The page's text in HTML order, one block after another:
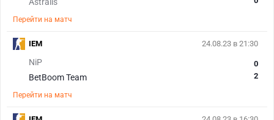
Перейти на матч
24.08.23 в 21:30
NiP
BetBoom Team
0
2
Перейти на матч
IEM